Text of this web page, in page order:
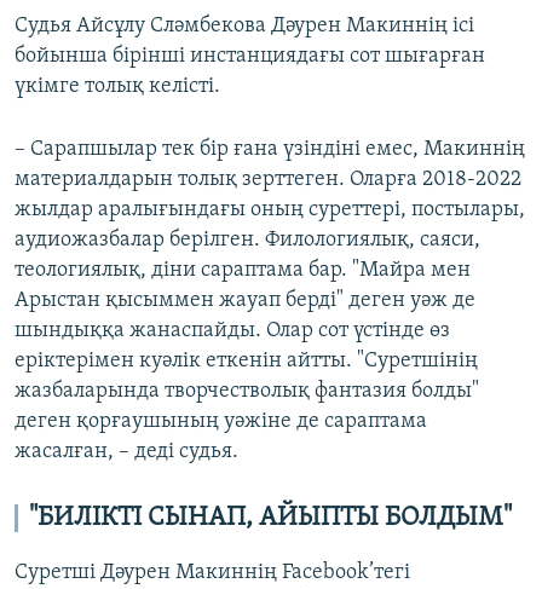
Судья Айсұлу Сләмбекова Дәурен Макиннің ісі
бойынша бірінші инстанциядағы сот шығарған
үкімге толық келісті.
– Сарапшылар тек бір ғана үзіндіні емес, Макиннің
материалдарын толық зерттеген. Оларға 2018-2022
жылдар аралығындағы оның суреттері, постылары,
аудиожазбалар берілген. Филологиялық, саяси,
теологиялық, діни сараптама бар. "Майра мен
Арыстан қысыммен жауап берді" деген уәж де
шындыққа жанаспайды. Олар сот үстінде өз
еріктерімен куәлік еткенін айтты. "Суретшінің
жазбаларында творчестволық фантазия болды"
деген қорғаушының уәжіне де сараптама
жасалған, – деді судья.
"БИЛІКТІ СЫНАП, АЙЫПТЫ БОЛДЫМ"
Суретші Дәурен Макиннің Facebook’тегі